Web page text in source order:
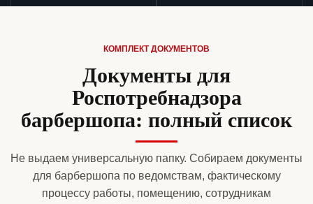
КОМПЛЕКТ ДОКУМЕНТОВ
Документы для
Роспотребнадзора
барбершопа: полный список
Не выдаем универсальную папку. Собираем документы
для барбершопа по ведомствам, фактическому
процессу работы, помещению, сотрудникам